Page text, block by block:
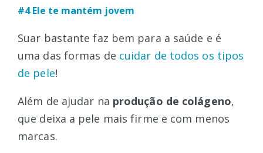
#4 Ele te mantém jovem
Suar bastante faz bem para a saúde e é
uma das formas de cuidar de todos os tipos
de pele!
Além de ajudar na produção de colágeno,
que deixa a pele mais firme e com menos
marcas.